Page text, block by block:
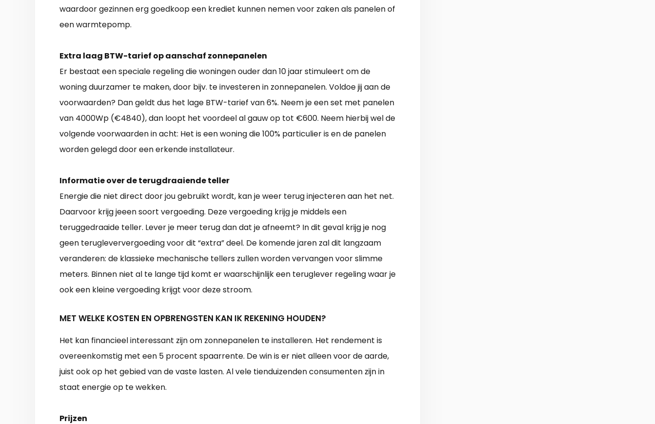
waardoor gezinnen erg goedkoop een krediet kunnen nemen voor zaken als panelen of
een warmtepomp.
Extra laag BTW-tarief op aanschaf zonnepanelen
Er bestaat een speciale regeling die woningen ouder dan 10 jaar stimuleert om de
woning duurzamer te maken, door bijv. te investeren in zonnepanelen. Voldoe jij aan de
voorwaarden? Dan geldt dus het lage BTW-tarief van 6%. Neem je een set met panelen
van 4000Wp (€4840), dan loopt het voordeel al gauw op tot €600. Neem hierbij wel de
volgende voorwaarden in acht: Het is een woning die 100% particulier is en de panelen
worden gelegd door een erkende installateur.
Informatie over de terugdraaiende teller
Energie die niet direct door jou gebruikt wordt, kan je weer terug injecteren aan het net.
Daarvoor krijg jeeen soort vergoeding. Deze vergoeding krijg je middels een
teruggedraaide teller. Lever je meer terug dan dat je afneemt? In dit geval krijg je nog
geen terugleververgoeding voor dit “extra” deel. De komende jaren zal dit langzaam
veranderen: de klassieke mechanische tellers zullen worden vervangen voor slimme
meters. Binnen niet al te lange tijd komt er waarschijnlijk een teruglever regeling waar je
ook een kleine vergoeding krijgt voor deze stroom.
MET WELKE KOSTEN EN OPBRENGSTEN KAN IK REKENING HOUDEN?
Het kan financieel interessant zijn om zonnepanelen te installeren. Het rendement is
overeenkomstig met een 5 procent spaarrente. De win is er niet alleen voor de aarde,
juist ook op het gebied van de vaste lasten. Al vele tienduizenden consumenten zijn in
staat energie op te wekken.
Prijzen